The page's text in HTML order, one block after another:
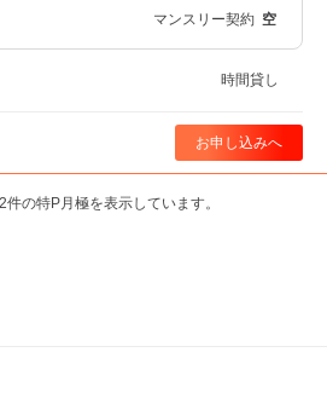
マンスリー契約 空
時間貸し
お申し込みへ
の特P月極を表示しています。